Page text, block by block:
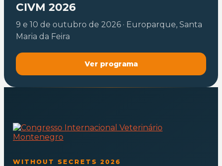
CIVM 2026
9 e 10 de outubro de 2026 · Europarque, Santa
Maria da Feira
Ver programa
WITHOUT SECRETS 2026